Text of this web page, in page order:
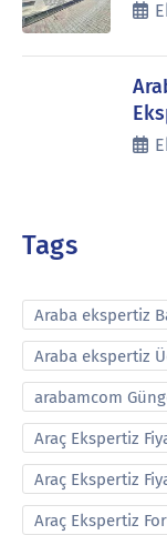
Tags
Araba ekspertiz
Araba ekspertiz
arabamcom
Araç Ekspertiz
Araç Ekspertiz
Araç Ekspertiz